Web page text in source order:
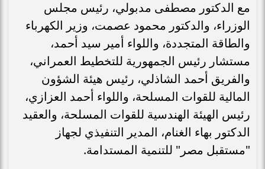
مع الدكتور مصطفى مدبولي، رئيس مجلس
الوزراء، والدكتور محمود عصمت، وزير الكهرباء
والطاقة المتجددة، واللواء أمير سيد أحمد،
مستشار رئيس الجمهورية للتخطيط العمراني،
والفريق أحمد الشاذلي، رئيس هيئة الشؤون
المالية للقوات المسلحة، واللواء أحمد العزازي،
رئيس الهيئة الهندسية للقوات المسلحة، والعقيد
الدكتور بهاء الغنام، المدير التنفيذي لجهاز
"مستقبل مصر" للتنمية المستدامة.